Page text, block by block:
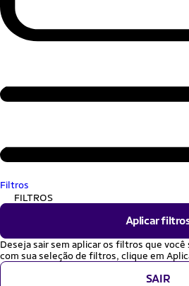
Filtros
FILTROS
Aplicar
Deseja sair sem aplicar os filtros que
com sua seleção de filtros, clique em
SAIR